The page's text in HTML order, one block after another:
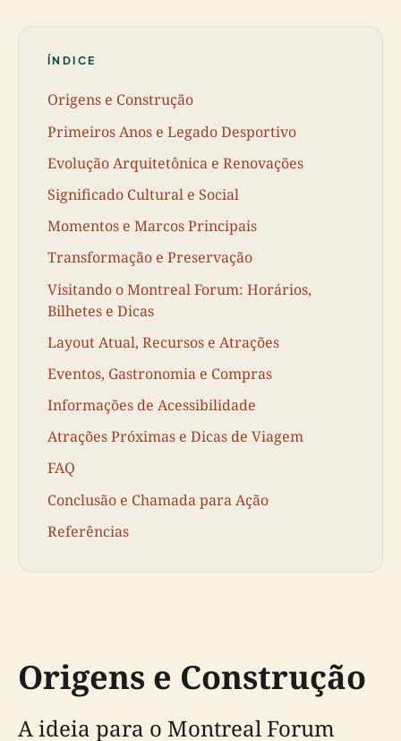
ÍNDICE
Origens e Construção
Primeiros Anos e Legado Desportivo
Evolução Arquitetônica e Renovações
Significado Cultural e Social
Momentos e Marcos Principais
Transformação e Preservação
Visitando o Montreal Forum: Horários,
Bilhetes e Dicas
Layout Atual, Recursos e Atrações
Eventos, Gastronomia e Compras
Informações de Acessibilidade
Atrações Próximas e Dicas de Viagem
FAQ
Conclusão e Chamada para Ação
Referências
Origens e Construção
A ideia para o Montreal Forum